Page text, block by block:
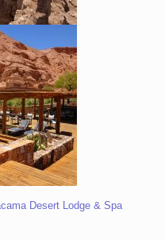
Desert Lodge & Spa